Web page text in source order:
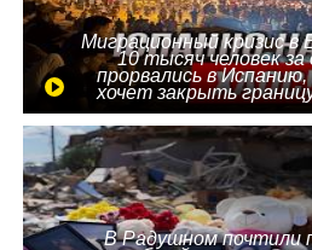
Миграционный кризис в
10 тысяч человек за
прорвались в
хочет закрыть
В Радушном почтили